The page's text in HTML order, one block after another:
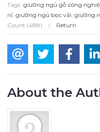
Tags: giường ngủ gỗ công
nỉ, giường ngủ bọc vải, giường
Count (488)
| Return
About the